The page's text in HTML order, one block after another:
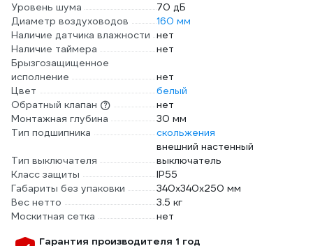
Уровень шума
70 дБ
Диаметр воздуховодов
160 мм
Наличие датчика влажности нет
Наличие таймера
нет
Брызгозащищенное
исполнение
нет
Цвет
белый
Обратный клапан
нет
Монтажная глубина
30 мм
Тип подшипника
скольжения
Тип выключателя
внешний настенный
выключатель
Класс защиты
IP55
Габариты без упаковки
340х340х250 мм
Вес нетто
3.5 кг
Москитная сетка
нет
Гарантия производителя 1 год